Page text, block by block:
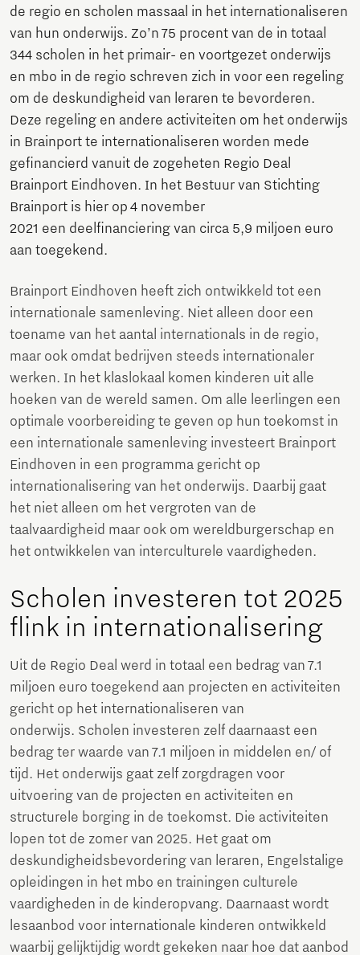
de regio en scholen massaal in het internationaliseren
van hun onderwijs. Zo’n 75 procent van de in totaal
344 scholen in het primair- en voortgezet onderwijs
en mbo in de regio schreven zich in voor een regeling
om de deskundigheid van leraren te bevorderen.
Deze regeling en andere activiteiten om het onderwijs
in Brainport te internationaliseren worden mede
gefinancierd vanuit de zogeheten Regio Deal
Brainport Eindhoven. In het Bestuur van Stichting
Brainport is hier op 4 november
2021 een deelfinanciering van circa 5,9 miljoen euro
aan toegekend.
Brainport Eindhoven heeft zich ontwikkeld tot een
internationale samenleving. Niet alleen door een
toename van het aantal internationals in de regio,
maar ook omdat bedrijven steeds internationaler
werken. In het klaslokaal komen kinderen uit alle
hoeken van de wereld samen. Om alle leerlingen een
optimale voorbereiding te geven op hun toekomst in
een internationale samenleving investeert Brainport
Eindhoven in een programma gericht op
internationalisering van het onderwijs. Daarbij gaat
het niet alleen om het vergroten van de
taalvaardigheid maar ook om wereldburgerschap en
het ontwikkelen van interculturele vaardigheden.
Scholen investeren tot 2025
flink in internationalisering
Uit de Regio Deal werd in totaal een bedrag van 7.1
miljoen euro toegekend aan projecten en activiteiten
gericht op het internationaliseren van
onderwijs. Scholen investeren zelf daarnaast een
bedrag ter waarde van 7.1 miljoen in middelen en/ of
tijd. Het onderwijs gaat zelf zorgdragen voor
uitvoering van de projecten en activiteiten en
structurele borging in de toekomst. Die activiteiten
lopen tot de zomer van 2025. Het gaat om
deskundigheidsbevordering van leraren, Engelstalige
opleidingen in het mbo en trainingen culturele
vaardigheden in de kinderopvang. Daarnaast wordt
lesaanbod voor internationale kinderen ontwikkeld
waarbij gelijktijdig wordt gekeken naar hoe dat aanbod